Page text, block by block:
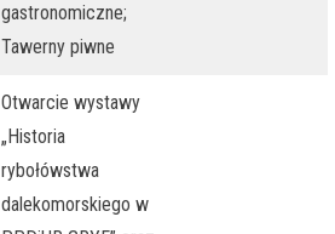
gastronomiczne;
Tawerny piwne
Otwarcie wystawy
„Historia
rybołówstwa
dalekomorskiego w